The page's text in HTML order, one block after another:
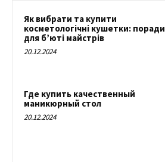
Як вибрати та купити
косметологічні кушетки: поради
для б’юті майстрів
20.12.2024
Где купить качественный
маникюрный стол
20.12.2024